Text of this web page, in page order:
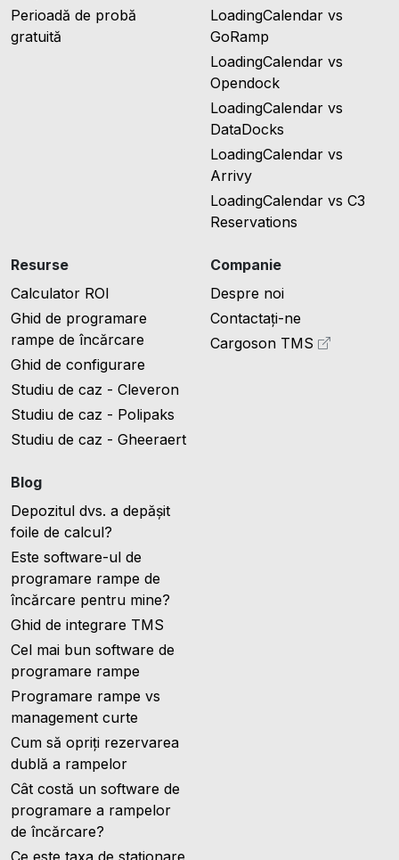
Perioadă de probă
gratuită
LoadingCalendar vs
GoRamp
LoadingCalendar vs
Opendock
LoadingCalendar vs
DataDocks
LoadingCalendar vs
Arrivy
LoadingCalendar vs C3
Reservations
Resurse
Calculator ROI
Ghid de programare
rampe de încărcare
Ghid de configurare
Studiu de caz - Cleveron
Studiu de caz - Polipaks
Studiu de caz - Gheeraert
Blog
Depozitul dvs. a depășit
foile de calcul?
Este software-ul de
programare rampe de
încărcare pentru mine?
Ghid de integrare TMS
Cel mai bun software de
programare rampe
Programare rampe vs
management curte
Cum să opriți rezervarea
dublă a rampelor
Cât costă un software de
programare a rampelor
de încărcare?
Ce este taxa de staționare
Companie
Despre noi
Contactați-ne
Cargoson TMS